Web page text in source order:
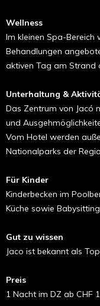
Wellness
Im kleinen Spa-Bereich
Behandlungen
aktiven Tag am Strand
Unterhaltung &
Das Zentrum von Jacó
und
Vom Hotel werden
Nationalparks der
Für Kinder
Kinderbecken im
Küche sowie
Gut zu wissen
Jaco ist bekannt als
Preis
1 Nacht im DZ ab CHF